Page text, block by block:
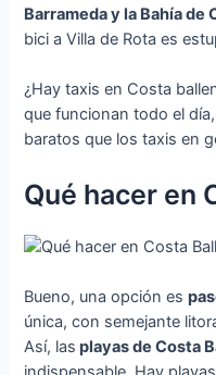
Barrameda y la Bahía de
bici a Villa de Rota es
¿Hay taxis en Costa
que funcionan todo el
baratos que los taxis en
Qué hacer en
Bueno, una opción es
única, con semejante
Así, las playas de Costa